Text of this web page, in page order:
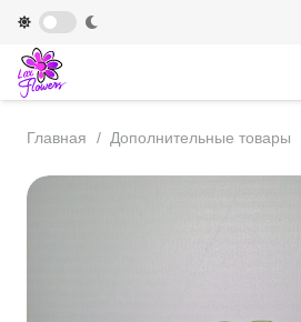
Главная / Дополнительные товары